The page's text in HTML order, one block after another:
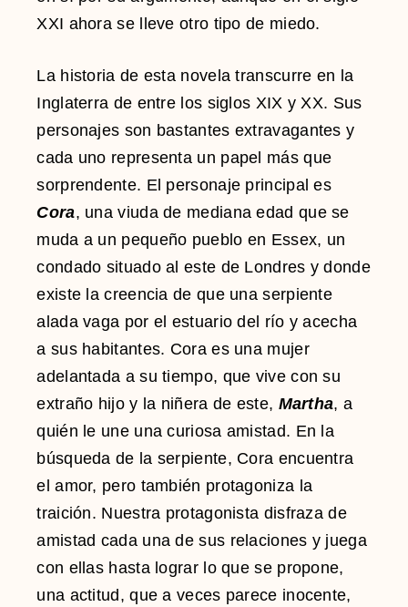
XXI ahora se lleve otro tipo de miedo.
La historia de esta novela transcurre en la
Inglaterra de entre los siglos XIX y XX. Sus
personajes son bastantes extravagantes y
cada uno representa un papel más que
sorprendente. El personaje principal es
Cora, una viuda de mediana edad que se
muda a un pequeño pueblo en Essex, un
condado situado al este de Londres y donde
existe la creencia de que una serpiente
alada vaga por el estuario del río y acecha
a sus habitantes. Cora es una mujer
adelantada a su tiempo, que vive con su
extraño hijo y la niñera de este, Martha, a
quién le une una curiosa amistad. En la
búsqueda de la serpiente, Cora encuentra
el amor, pero también protagoniza la
traición. Nuestra protagonista disfraza de
amistad cada una de sus relaciones y juega
con ellas hasta lograr lo que se propone,
una actitud, que a veces parece inocente,